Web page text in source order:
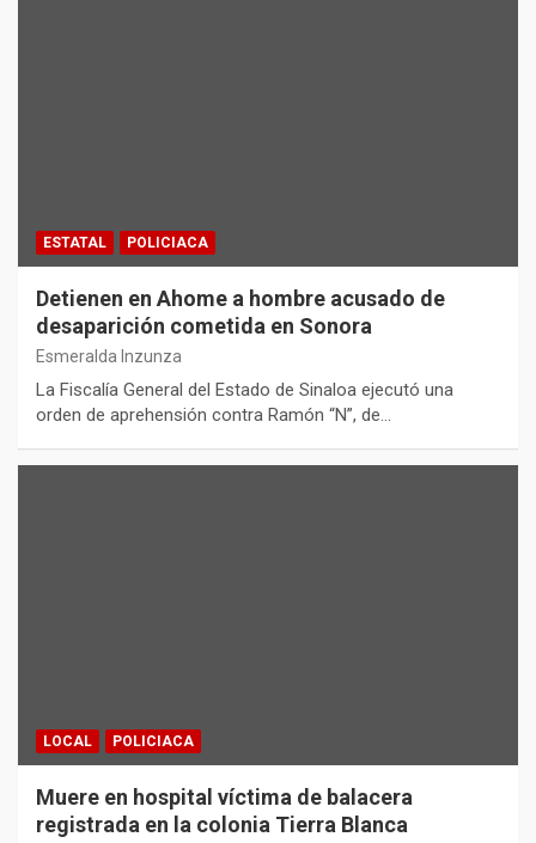
ESTATAL POLICIACA
Detienen en Ahome a hombre acusado de
desaparición cometida en Sonora
Esmeralda Inzunza
La Fiscalía General del Estado de Sinaloa ejecutó una
orden de aprehensión contra Ramón “N”, de…
LOCAL POLICIACA
Muere en hospital víctima de balacera
registrada en la colonia Tierra Blanca